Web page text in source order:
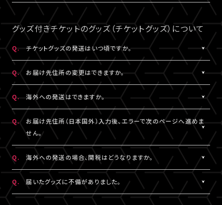
なお、通報機能は報告された当該コメントの削除を保証するもの
ではございません。
A.
LIVESHIP会員を退会された場合は、コミュニティ機能提供期間内
であってもご利用・閲覧いただけなくなります。
なお、過去のコメント・リアクション及びニックネームは、LIVESHIP
会員を退会された場合でも引き続きコミュニティに掲載されます。
予めご了承ください。
グッズ付きチケットのグッズ（チケットグッズ）について
Q. チケットグッズの発送はいつ頃ですか。
A.
公演・券種により異なります。
「マイページ」内「チケット購入情報」にて発送状況の確認ができま
す。
※チケットグッズの発送後、「チケットグッズ発送完了のお知らせ」
メールが配信されます。
通信の関係上、メールが届かない可能性もございますので、必ず、
「マイページ」内「チケット購入情報」よりご確認ください。
Q. お届け先住所の変更はできますか。
A.
購入後、「マイページ」内「チケット購入情報」にて、配送状況が「出
荷準備前」の場合に変更が可能です。
※発送先が日本国外の場合、購入後の住所変更はできません。予
めご了承ください。
Q. 海外への発送はできますか。
A.
公演・券種により異なります。チケット販売ページにてご確認くださ
い。
日本国外の郵便番号をご入力する際に、正しく入力しているにも関
わらずシステムの仕様上エラーとなる場合がございます。
その場合は、末尾1桁か2桁を削除、もしくは未記入にてお手続きを
お試しください。
Q.
お届け先住所（日本国外）入力後、エラーで次のページへ進めま
せん。
A.
日本国外の郵便番号を入力する際、システムの仕様上、正しく郵便
番号を入力しているにも関わらずエラーとなる場合がございます。
その場合は、末尾1桁か2桁を削除、もしくは未記入にてお手続きを
お試しください。
Q. 海外への発送の場合、関税はどうなりますか。
A.
関税はお客様ご自身でお支払いください。関税の計算は各国税関
の判断によります。
また、現地税関での商品配達停止に関しては、当サービスは一切
Q. 届いたグッズに不備がありました。
A.
お手数ですが、詳細を記載のうえ、商品到着後14日以内に下記よ